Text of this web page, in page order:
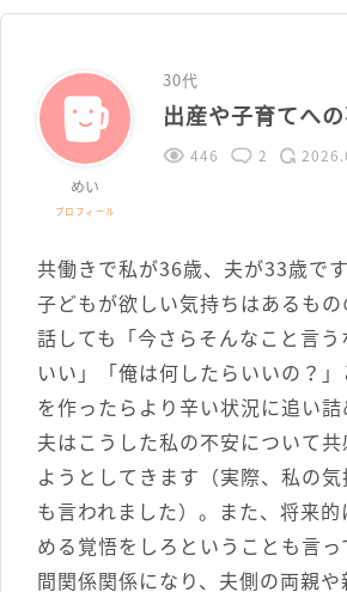
めい
プロフィール
30代
出産や子育てへ
446 2
共働きで私が36歳、夫が33歳です
子どもが欲しい気持ちはあるも
話しても「今さらそんなこと言
いい」「俺は何したらいいの？
を作ったらより辛い状況に追い
夫はこうした私の不安について
ようとしてきます（実際、私の
も言われました）。また、将来
める覚悟をしろということも言
間関係関係になり、夫側の両親